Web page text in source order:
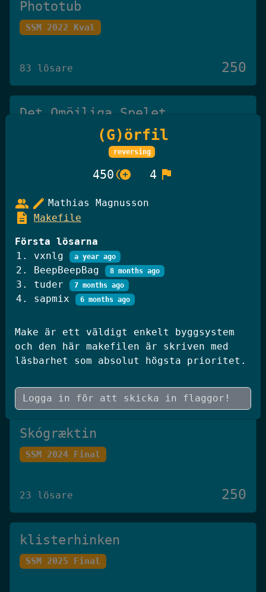
Phototub
SSM 2022 Kval
83 lösare 250
Det Omöjliga Spelet
Knäck Koden 2025
GiffelBanken Valv 2
Knäck Koden 2025
20 lösare
JWT Blog
SSM 2026 Kval
19 lösare 250
Skógræktin
SSM 2024 Final
23 lösare 250
klisterhinken
SSM 2025 Final
(G)örfil
reversing
450 control_point_duplicate 4 flag
Make är ett väldigt enkelt byggsystem
och den här makefilen är skriven med
läsbarhet som absolut högsta prioritet.
group edit Mathias Magnusson
description Makefile
Första lösarna
vxnlg
a year ago
BeepBeepBag 8 months ago
tuder 7 months ago
sapmix 6 months ago